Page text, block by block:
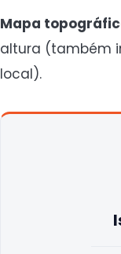
Mapa
altura (também
local).